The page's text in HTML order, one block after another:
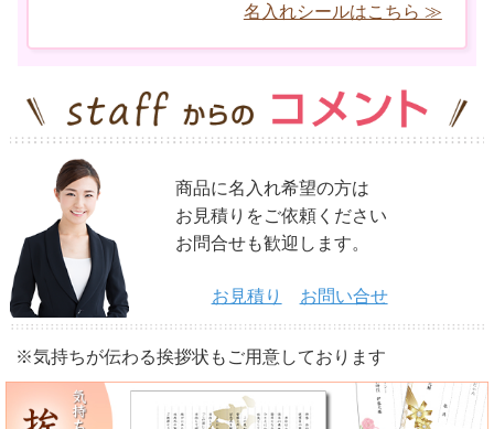
名入れシールはこちら ≫
商品に名入れ希望の方は
お見積りをご依頼ください
お問合せも歓迎します。
お見積り お問い合せ
※気持ちが伝わる挨拶状もご用意しております